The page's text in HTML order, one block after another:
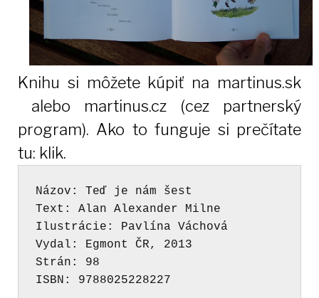
Knihu si môžete kúpiť na martinus.sk
alebo martinus.cz (cez partnerský
program). Ako to funguje si prečítate
tu: klik.
Názov
Vydal
Strán
ISBN : 9788025228227